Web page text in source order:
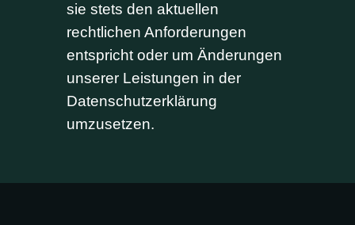
sie stets den aktuellen
rechtlichen Anforderungen
entspricht oder um Änderungen
unserer Leistungen in der
Datenschutzerklärung
umzusetzen.